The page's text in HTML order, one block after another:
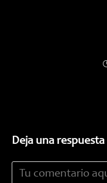
Deja una respuesta
Comentario